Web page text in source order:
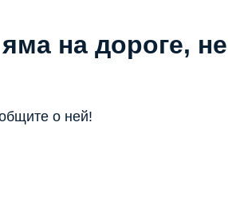
на дороге,
о ней!